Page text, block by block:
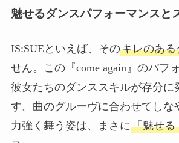
魅せるダンスパフォーマンスと
IS:SUEといえば、そのキレのある
せん。この『come again』のパフ
彼女たちのダンススキルが存分に
す。曲のグルーヴに合わせてしな
力強く舞う姿は、まさに「魅せる